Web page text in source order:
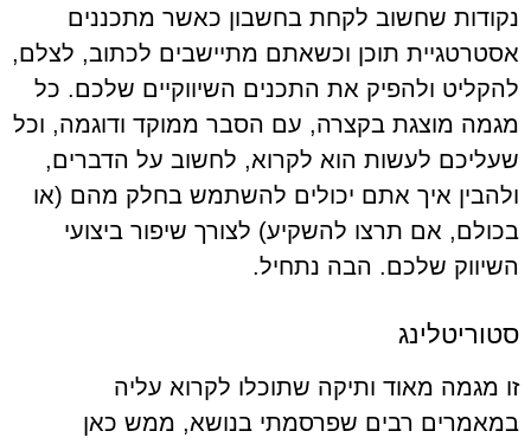
נקודות שחשוב לקחת בחשבון כאשר מתכננים
אסטרטגיית תוכן וכשאתם מתיישבים לכתוב, לצלם,
להקליט ולהפיק את התכנים השיווקיים שלכם. כל
מגמה מוצגת בקצרה, עם הסבר ממוקד ודוגמה, וכל
שעליכם לעשות הוא לקרוא, לחשוב על הדברים,
ולהבין איך אתם יכולים להשתמש בחלק מהם (או
בכולם, אם תרצו להשקיע) לצורך שיפור ביצועי
השיווק שלכם. הבה נתחיל.
סטוריטלינג
זו מגמה מאוד ותיקה שתוכלו לקרוא עליה
במאמרים רבים שפרסמתי בנושא, ממש כאן